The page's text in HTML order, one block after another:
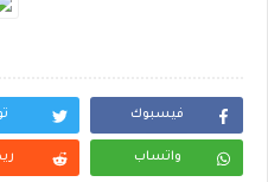
فيسبوك
واتساب